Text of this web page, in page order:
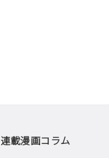
連載漫画コラム